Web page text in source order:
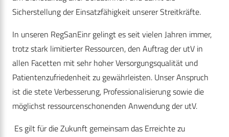
Sicherstellung der Einsatzfähigkeit unserer Streitkräfte.
In unseren RegSanEinr gelingt es seit vielen Jahren immer,
trotz stark limitierter Ressourcen, den Auftrag der utV in
allen Facetten mit sehr hoher Versorgungsqualität und
Patientenzufriedenheit zu gewährleisten. Unser Anspruch
ist die stete Verbesserung, Professionalisierung sowie die
möglichst ressourcenschonenden Anwendung der utV.
Es gilt für die Zukunft gemeinsam das Erreichte zu